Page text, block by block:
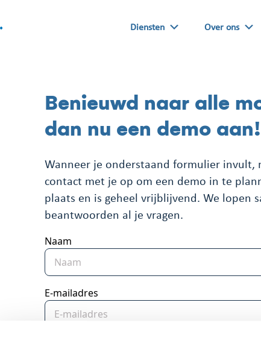
Diensten Over ons
Benieuwd naar alle
dan nu een demo aan!
Wanneer je onderstaand formulier invult,
contact met je op om een demo in te
plaats en is geheel vrijblijvend. We lopen
beantwoorden al je vragen.
Naam
E-mailadres